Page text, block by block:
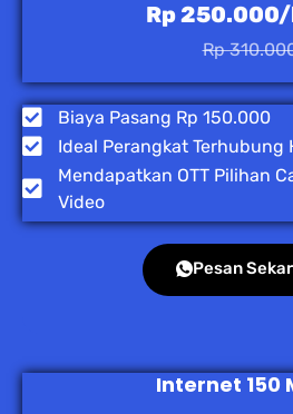
Rp
Rp
Biaya Pasang Rp 150.000
Ideal Perangkat Terhubung
Mendapatkan OTT Pilihan
Video
Pesan
Internet 150